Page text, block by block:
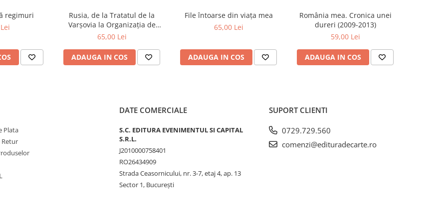
spune... Ce spune
că bărbaţii care ating sau
vor avea noroc în dragoste!
noapte fertile.’’
că Biserica îl consideră un
pătruns în Europa mult mai
regimuri
Rusia, de la Tratatul de la
Varșovia la Organizația de
Cooperare de la Shanghai și
65,00 Lei
ADAUGA IN COS
File întoarse din viața mea
65,00 Lei
ADAUGA IN COS
România mea. Cronica unei
dureri (2009-2013)
59,00 Lei
ADAUGA IN COS
Plata
Retur
DATE COMERCIALE
S.C. EDITURA EVENIMENTUL SI CAPITAL
S.R.L.
J2010000758401
RO26434909
Strada Ceasornicului, nr. 3-7, etaj 4, ap. 13
Sector 1, Bucureşti
SUPORT CLIENTI
0729.729.560
comenzi@edituradecarte.ro